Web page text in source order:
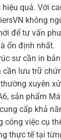
quả. Với
không
để tư vấn
ổn định nhất.
sư cần in
cần lưu trữ
xuyên
sản phẩm
cấp khả
công việc cụ
thực tế tại